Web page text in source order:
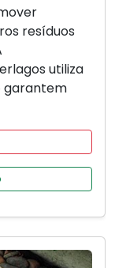
resíduos
utiliza
garantem